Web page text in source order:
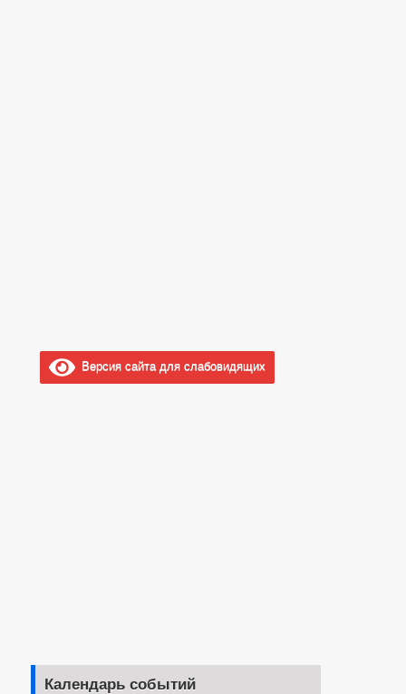
Версия сайта для слабовидящих
Календарь событий